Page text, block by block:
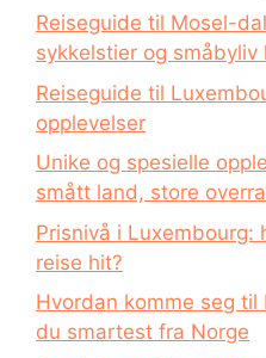
Reiseguide til Mosel-
sykkelstier og småbyliv
Reiseguide til
opplevelser
Unike og spesielle
smått land, store
Prisnivå i Luxembourg:
reise hit?
Hvordan komme seg
du smartest fra Norge